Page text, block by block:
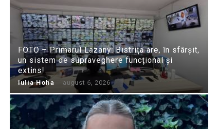
FOTO – Primarul Lazany: Bistrița are, în sfârșit,
un sistem de supraveghere funcțional și
extins!
Iulia Hoha - august 6, 2026